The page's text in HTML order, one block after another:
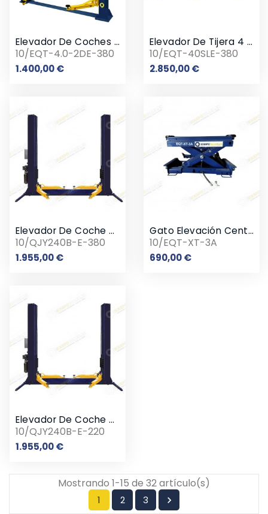
Elevador De Coches 2 Columnas 4 Toneladas 380v
10/EQT-4.0-2DE-380
1.400,00 €Precio
Elevador De Tijera 4 Toneladas Sobresuelo 380V
10/EQT-40SLE-380
2.850,00 €Precio
Elevador De Coche 2 Columnas 4 Toneladas Subestructura 380v
10/QJY240B-E-380
1.955,00 €Precio
Gato Elevación Central 3.0T
10/EQT-XT-3A
690,00 €Precio
Elevador De Coche 2 Columnas 4 Toneladas Subestructura 220v
10/QJY240B-E-220
1.955,00 €Precio
Mostrando 1-15 de 32 artículo(s)
1 2 3 